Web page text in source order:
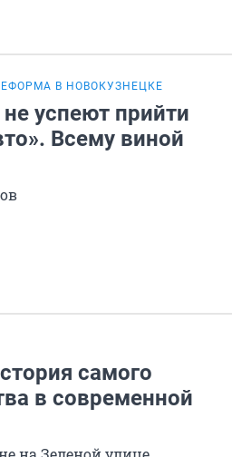
В НОВОКУЗНЕЦКЕ
успеют прийти
Всему виной
самого
в современной